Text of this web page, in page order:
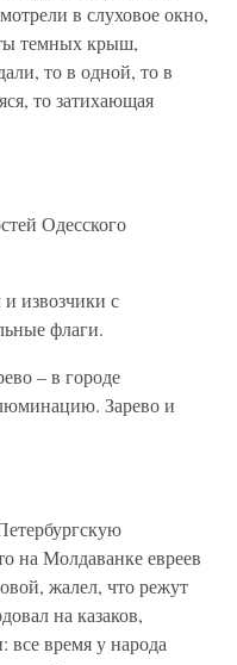
в слуховое окно,
темных крыш,
то в одной, то в
то затихающая
Одесского
извозчики с
флаги.
– в городе
Зарево и
на Молдаванке евреев
жалел, что режут
на казаков,
все время у народа